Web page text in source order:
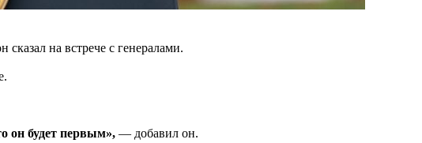
сказал на встрече с генералами.
он будет первым», — добавил он.